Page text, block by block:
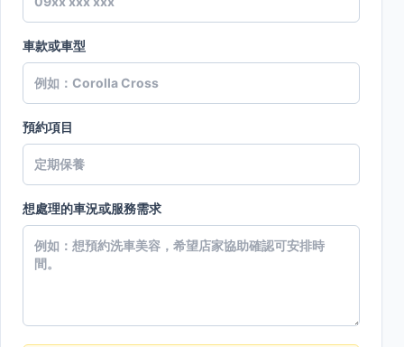
車款或車型
預約項目
想處理的車況或服務需求